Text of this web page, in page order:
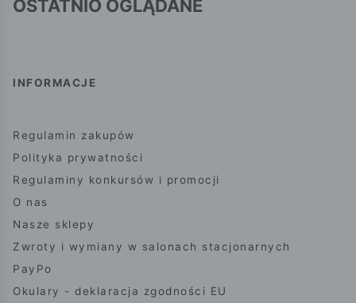
OSTATNIO OGLĄDANE
INFORMACJE
Regulamin zakupów
Polityka prywatności
Regulaminy konkursów i promocji
O nas
Nasze sklepy
Zwroty i wymiany w salonach stacjonarnych
PayPo
Okulary - deklaracja zgodności EU